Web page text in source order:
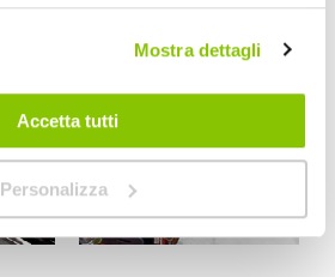
Mostra dettagli
Accetta tutti
Personalizza